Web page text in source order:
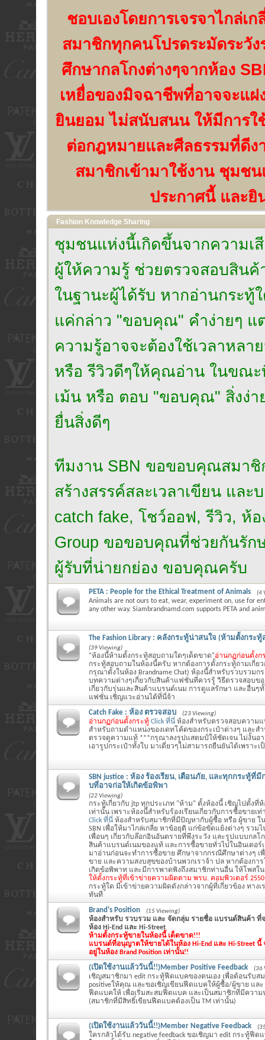
ชอบเองโดยการเจรจาไกล่
สมาชิกทุกคนโปรดระมัดระวั
ศึกษากลโกงต่างๆจากห้อง
เหยื่อของมิจฉาชีพที่อาจจะแฝ
ยินยอม ไม่สนับสนน ให้มีการใ
ต่อกฎหมายและศีลธรรมที่ดีง
สมาชิกเข้ามาใช้งาน ชุมชน
ประกาศนี้ และ
Fashion Knowledge Sharing
ชุมชนแห่งนี้เกิดขึ้นจากความเ
ผู้ให้ความรู้ ช่วยตรวจสอบสิน
ในฐานะผู้ได้รับ หากอ่านกระทู้
แค่กล่าว "ขอบคุณ" คำง่ายๆ แ
ความรู้อาจจะต้องใช้เวลาหล
หรือ รีวิวดีๆให้คุณอ่าน ในขณะ
เม้น หรือ ตอบ "ขอบคุณ" สิ่งง่า
ยื่นสิ่งดีๆ
ทีมงาน SBN ขอขอบคุณสมาชิ
สร้างสรรค์สละเวลาเขียน และ
catch fake, โชว์ออฟ, รีวิว, ห้
Group ขอขอบคุณที่ช่วยกันรัก
ผู้รับที่น่ายกย่อง ขอบคุณครับ
PETA : People for the Ethical Treatment of Animals (4
Animals are not ours to eat, wear, experiment on, use for
any other way. Siambrandnamd.com supports PETA and
The Fashion Library : คลังกระทู้น่าสนใจ (ห้ามตั้งกระ
(39 Viewing)
"ห้องนี้ห้ามตั้งกระทู้สอบถามใดๆเด็ดขาด"อ่านกฏก่อนตั้งก
กระทู้สอบถามในห้องนี้ครับ หากต้องการตั้งกระทู้ถามเกี่ย
กรุณาตั้งในห้อง Brandname Chat) ห้องนี้สำหรับรวบรวมก
บทความต่างๆเกี่ยวกับสินค้าแฟชั่นที่ควรรู้ วิธีตรวจสอบข
เกี่ยวกับรุ่นและสินค้าแบรนด์เนม การดูแลรักษา และอื่นๆ
แฟชั่น เชิญแวะอ่านได้ที่นี่จ้า
Catch Fake : ห้อง ตรวจสอบ (23 Viewing)
อ่านกฏก่อนตั้งกระทู้ Click ที่นี่ ห้องสำหรับตรวจสอบความ
สำหรับถามตำแหน่งของเดทโค้ดของกระเป๋าต่างๆ และสำ
ตรวจดูความแท้ ***กรุณาลงรูปแสตมป์ให้ชัดเจน ไม่งั้นอ
เอารูปกระเป๋าทั้งใบ มาเดี่ยวๆไม่สามารถยืนยันได้เพราะ
SBN justice : ห้อง ร้องเรียน, เตือนภัย, และทุกกระทู้ที่
บที่อาจก่อให้เกิดข้อพิพา
(22 Viewing)
กระทู้เกี่ยวกับ jtp ทุกประเภท "ห้าม" ตั้งห้องนี้ เชิญไปตั้งที่ห้อ
เท่านั้น เพราะห้องนี้สำหรับร้องเรียนเกี่ยวกับการซื้อขายเท่
Click ที่นี่ ห้องสำหรับสมาชิกที่มีปัญหากับผู้ซื้อ หรือ ผู้ขาย ใ
SBN เพื่อให้มาไกล่เกลี่ย หาข้อยุติ แก่ข้อขัดแย้งต่างๆ รวม
เพื่อนๆ เกี่ยวกับล๊อกอินอันตรายที่พึงระวัง และรูปแบบกลโ
สินค้าแบรนด์เนมของแท้ และการซื้อขายทั่วไปในอินเตอร์
มาอ่านก่อนจะทำการซื้อขาย ศึกษาจากกรณีศึกษาต่างๆ เ
ขาย และความสงบสุขของบ้านพวกเราจ้า ปล หากต้องกา
เกิดข้อพิพาท และมีการพาดพิงถึงสมาชิกท่านอื่น ให้โพสใ
ให้ตั้งกระทู้ที่เข้าข่ายความผิดตาม พรบ. คอมพิวเตอร์
กระทู้ใด มีเข้าข่ายความผิดดังกล่าวจากผู้ที่เกี่ยวข้อง ทาง
ทันที
Brand's Position (15 Viewing)
ห้องสำหรับ รวบรวม และ จัดกลุ่ม รายชื่อ แบรนด์สินค้า ที่
ห้อง Hi-End และ Hi-Street
ห้ามตั้งกระทู้ขายในห้องนี้ เด็ดขาด!!!
แบรนด์ที่อนุญาตให้ขายได้ในห้อง Hi-End และ Hi-Street
อยู่ในห้อง Brand Position เท่านั้น!!
(เปิดใช้งานแล้ววันนี้!!)Member Positive Feedback (36
เชิญสมาชิกมา edit กระทู้ฟีดแบคของตนเอง เพื่อต้อนรับส
positiveให้คุณ และขอเชิญเขียนฟีดแบคให้ผู้ซื้อ/ผู้ขาย แล
ฟีดแบคให้ เพื่อเริ่มสะสมฟีดแบค และเป็นสมาชิกที่มีความ
(สมาชิกที่มีสิทธิ์เขียนฟีดแบคต้องเป็น TM เท่านั้น)
(เปิดใช้งานแล้ววันนี้!!)Member Negative Feedback
ใครกลัวได้รับ negative feedback ขอเชิญมา edit กระทู้ฟีด